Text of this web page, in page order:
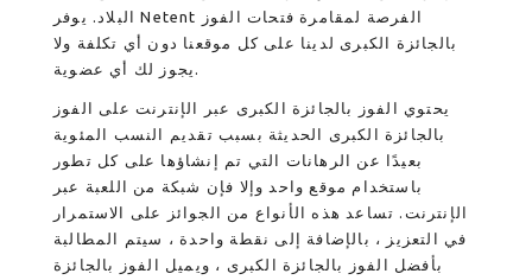
البلاد. يوفر Netent الفرصة لمقامرة فتحات الفوز
بالجائزة الكبرى لدينا على كل موقعنا دون أي تكلفة ولا
يحتوي الفوز بالجائزة الكبرى عبر الإنترنت على الفوز
بالجائزة الكبرى الحديثة بسبب تقديم النسب المئوية
بعيدًا عن الرهانات التي تم إنشاؤها على كل تطور
باستخدام موقع واحد وإلا فإن شبكة من اللعبة عبر
الإنترنت. تساعد هذه الأنواع من الجوائز على الاستمرار
في التعزيز ، بالإضافة إلى نقطة واحدة ، سيتم المطالبة
بأفضل الفوز بالجائزة الكبرى ، ويميل الفوز بالجائزة